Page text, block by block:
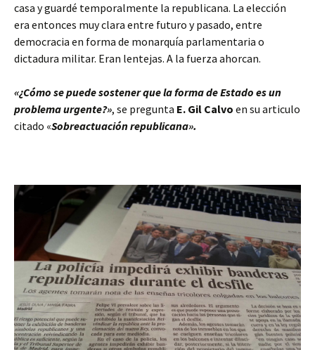
casa y guardé temporalmente la republicana. La elección
era entonces muy clara entre futuro y pasado, entre
democracia en forma de monarquía parlamentaria o
dictadura militar. Eran lentejas. A la fuerza ahorcan.
«¿Cómo se puede sostener que la forma de Estado es un
problema urgente?», se pregunta E. Gil Calvo en su articulo
citado «Sobreactuación republicana».